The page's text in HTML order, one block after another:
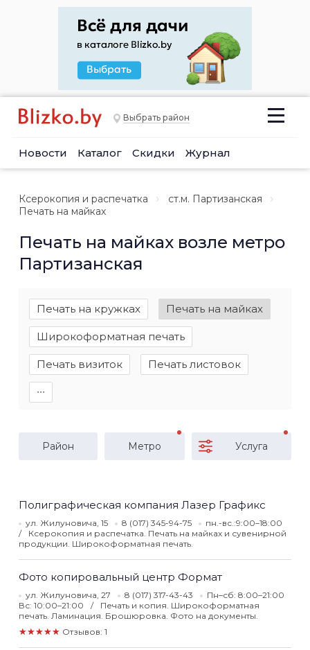
Выбрать район
Новости Каталог Скидки Журнал
Ксерокопия и распечатка
ст.м. Партизанская
Печать на майках
Печать на майках возле метро
Партизанская
Печать на кружках Печать на майках
Широкоформатная печать
Печать визиток Печать листовок
∙∙∙
Район Метро Услуга
Полиграфическая компания Лазер Графикс
ул. Жилуновича, 15 8 (017) 345-94-75
пн.-вс.:9:00–18:00
Ксерокопия и распечатка. Печать на майках и сувенирной
продукции. Широкоформатная печать.
Фото копировальный центр Формат
ул. Жилуновича, 27 8 (017) 317-43-43
Пн–сб: 8:00–21:00
Вс: 10:00–21:00
Печать и копия. Широкоформатная
печать. Ламинация. Брошюровка. Фото на документы.
★★★★★ Отзывов: 1